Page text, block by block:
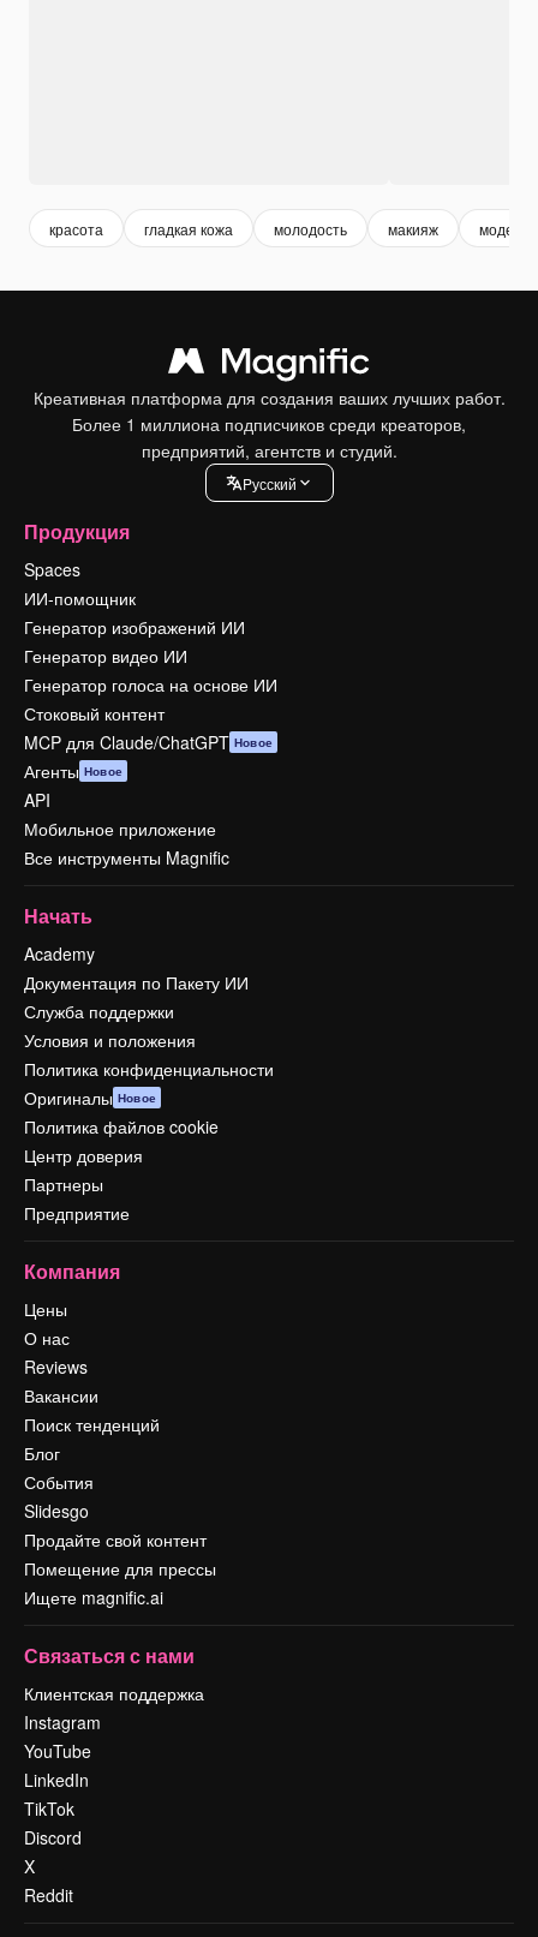
красота гладкая кожа молодость макияж модель
Креативная платформа для создания ваших лучших работ.
Более 1 миллиона подписчиков среди креаторов,
предприятий, агентств и студий.
Pусский
Продукция
Spaces
ИИ-помощник
Генератор изображений ИИ
Генератор видео ИИ
Генератор голоса на основе ИИ
Стоковый контент
MCP для Claude/ChatGPT Новое
Агенты Новое
API
Мобильное приложение
Все инструменты Magnific
Начать
Academy
Документация по Пакету ИИ
Служба поддержки
Условия и положения
Политика конфиденциальности
Оригиналы Новое
Политика файлов cookie
Центр доверия
Партнеры
Предприятие
Компания
Цены
О нас
Reviews
Вакансии
Поиск тенденций
Блог
События
Slidesgo
Продайте свой контент
Помещение для прессы
Ищете magnific.ai
Связаться с нами
Клиентская поддержка
Instagram
YouTube
LinkedIn
TikTok
Discord
X
Reddit